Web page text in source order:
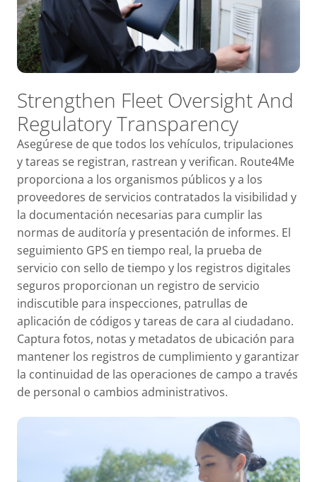
Strengthen Fleet OversightAnd
Regulatory Transparency
Asegúrese de que todos los vehículos, tripulaciones
y tareas se registran, rastrean y verifican. Route4Me
proporciona a los organismos públicos y a los
proveedores de servicios contratados la visibilidad y
la documentación necesarias para cumplir las
normas de auditoría y presentación de informes. El
seguimiento GPS en tiempo real, la prueba de
servicio con sello de tiempo y los registros digitales
seguros proporcionan un registro de servicio
indiscutible para inspecciones, patrullas de
aplicación de códigos y tareas de cara al ciudadano.
Captura fotos, notas y metadatos de ubicación para
mantener los registros de cumplimiento y garantizar
la continuidad de las operaciones de campo a través
de personal o cambios administrativos.